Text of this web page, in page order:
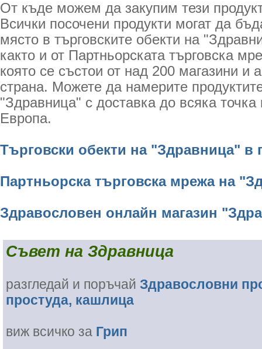
От къде можем да закупим тези
Всички посочени продукти могат да
място в търговските обекти на
както и от Партньорската търговска
която се състои от над 200 магазини и
страна. Можете да намерите
"Здравница" с доставка до всяка
Европа.
Търговски обекти на "Здравница" в
Партньорска търговска мрежа на
Здравословен онлайн магазин
Съвет на Здравница
разгледай и поръчай Здравословни
простуда, кашлица
виж всичко за Грип